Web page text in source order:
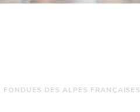
FONDUES DES ALPES FRANÇAISES